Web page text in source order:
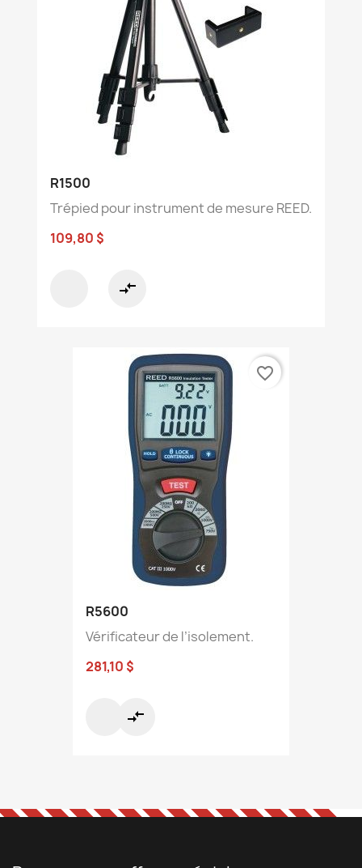
R1500
Trépied pour instrument de mesure REED.
109,80 $
compare_arrows
R5600
Vérificateur de l’isolement.
281,10 $
compare_arrows
favorite_border